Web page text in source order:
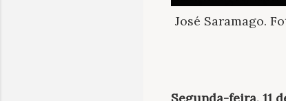
José Saramago.